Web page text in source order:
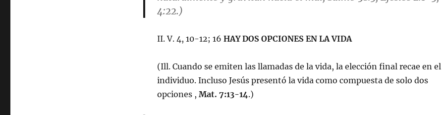
4:22.)
II. V. 4, 10-12; 16 HAY DOS OPCIONES EN LA VIDA
(Ill. Cuando se emiten las llamadas de la vida, la elección final recae en el
individuo. Incluso Jesús presentó la vida como compuesta de solo dos
opciones , Mat. 7:13-14.)